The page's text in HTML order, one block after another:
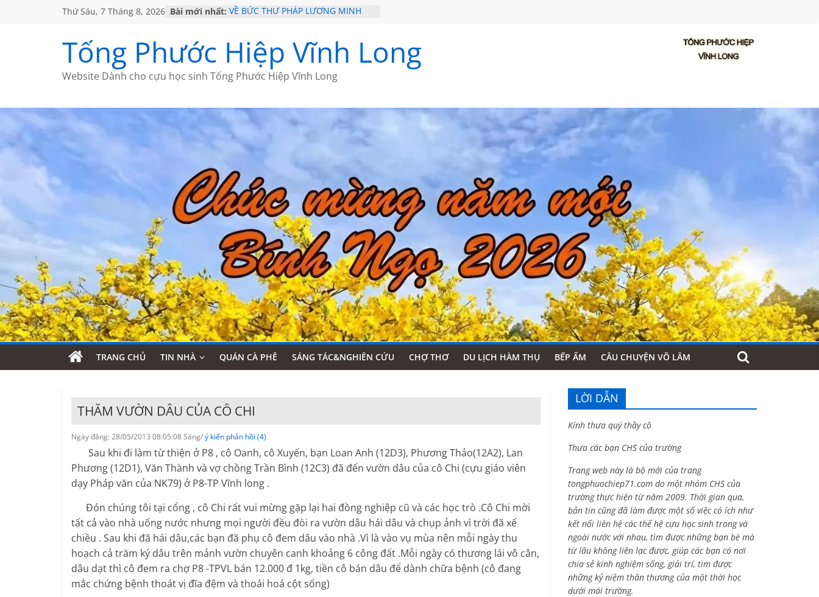
Thứ Sáu, 7 Tháng 8, 2026 Bài mới nhất: VỀ BỨC THƯ PHÁP LƯƠNG MINH
MỘT ĐỜI ĐI QUA NHỮNG TRANG
SÁCH
BẤT CHỢT CỦA CHÂU LỆ DUNG
CÀ PHÊ NGẮM NÚI
Tống Phước Hiệp Vĩnh Long
Website Dành cho cựu học sinh Tống Phước Hiệp Vĩnh Long
TRANG CHỦ TIN NHÀ QUÁN CÀ PHÊ SÁNG TÁC&NGHIÊN CỨU CHỢ THƠ DU LỊCH HÀM THỤ BẾP ẤM CÂU CHUYỆN VÕ LÂM
THĂM VƯỜN DÂU CỦA CÔ CHI
Ngày đăng: 28/05/2013 08:05:08 Sáng/ý kiến phản hồi (4)
Sau khi đi làm từ thiện ở P8 , cô Oanh, cô Xuyến, bạn Loan Anh (12D3), Phương Thảo(12A2), Lan
Phương (12D1), Văn Thành và vợ chồng Trần Bình (12C3) đã đến vườn dâu của cô Chi (cựu giáo viên
dạy Pháp văn của NK79) ở P8-TP Vĩnh long .
Đón chúng tôi tại cổng , cô Chi rất vui mừng gặp lại hai đồng nghiệp cũ và các học trò .Cô Chi mời
tất cả vào nhà uống nước nhưng mọi người đều đòi ra vườn dâu hái dâu và chụp ảnh vì trời đã xế
chiều . Sau khi đã hái dâu,các bạn đã phụ cô đem dâu vào nhà .Vì là vào vụ mùa nên mỗi ngày thu
hoạch cả trăm ký dâu trên mảnh vườn chuyên canh khoảng 6 công đất .Mỗi ngày có thương lái vô cân,
dâu dạt thì cô đem ra chợ P8 -TPVL bán 12.000 đ 1kg, tiền cô bán dâu để dành chữa bệnh (cô đang
mắc chứng bệnh thoát vị đĩa đệm và thoái hoá cột sống)
LỜI DẪN
Kính thưa quý thầy cô
Thưa các bạn CHS của trường
Trang web này là bộ mới của trang
tongphuochiep71.com do một nhóm CHS của
trường thực hiện từ năm 2009. Thời gian qua,
bản tin cũng đã làm được một số việc có ích như
kết nối liên hệ các thế hệ cựu học sinh trong và
ngoài nước với nhau, tìm được những bạn bè mà
từ lâu không liên lạc được, giúp các bạn có nơi
chia sẻ kinh nghiệm sống, giải trí, tìm được
những kỷ niệm thân thương của một thời học
dưới mái trường.